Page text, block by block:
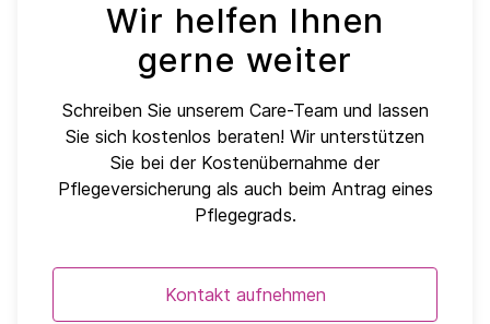
Wir helfen Ihnen
gerne weiter
Schreiben Sie unserem Care-Team und lassen
Sie sich kostenlos beraten! Wir unterstützen
Sie bei der Kostenübernahme der
Pflegeversicherung als auch beim Antrag eines
Pflegegrads.
Kontakt aufnehmen